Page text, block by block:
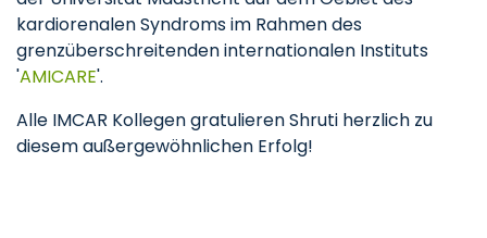
kardiorenalen Syndroms im Rahmen des
grenzüberschreitenden internationalen Instituts
'AMICARE'.
Alle IMCAR Kollegen gratulieren Shruti herzlich zu
diesem außergewöhnlichen Erfolg!